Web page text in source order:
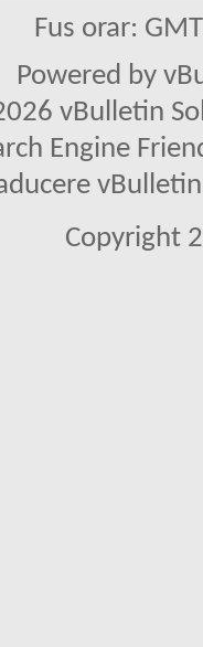
Fus orar:
Powered by
vBulletin
Engine
Copyright